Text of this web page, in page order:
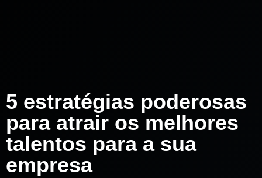
5 estratégias poderosas
para atrair os melhores
talentos para a sua
empresa